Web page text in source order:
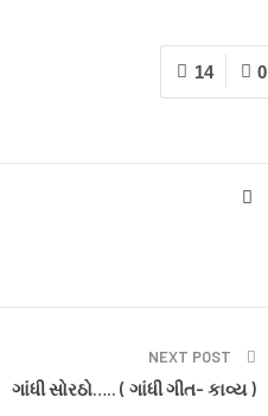
0
14
NEXT POST
ગાંધી સોરઠો….. ( ગાંધી ગીત- કાવ્ય )